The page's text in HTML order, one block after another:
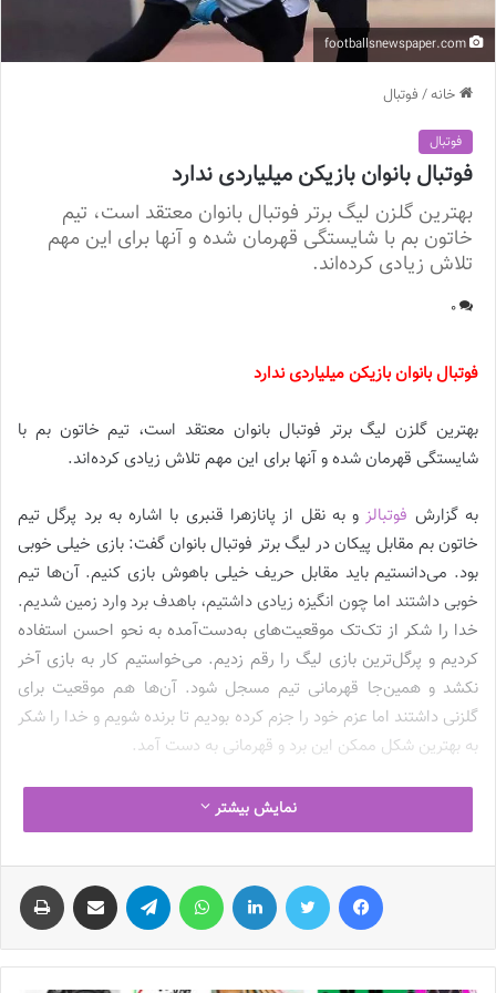
خانه/ فوتبال
فوتبال
فوتبال بانوان بازیکن میلیاردی ندارد
بهترین گلزن لیگ برتر فوتبال بانوان معتقد است، تیم
خاتون بم با شایستگی قهرمان شده و آنها برای این مهم
تلاش زیادی کرده‌اند.
0
فوتبال بانوان بازیکن میلیاردی ندارد
بهترین گلزن لیگ برتر فوتبال بانوان معتقد است، تیم خاتون بم با
شایستگی قهرمان شده و آنها برای این مهم تلاش زیادی کرده‌اند.
به گزارش فوتبالزو به نقل از پانازهرا قنبری با اشاره به برد پرگل تیم
خاتون بم مقابل پیکان در لیگ برتر فوتبال بانوان گفت: بازی خیلی خوبی
بود. می‌دانستیم باید مقابل حریف خیلی باهوش بازی کنیم. آن‌ها تیم
خوبی داشتند اما چون انگیزه زیادی داشتیم، باهدف برد وارد زمین شدیم.
خدا را شکر از تک‌تک موقعیت‌های به‌دست‌آمده به نحو احسن استفاده
کردیم و پرگل‌ترین بازی لیگ را رقم زدیم. می‌خواستیم کار به بازی آخر
نکشد و همین‌جا قهرمانی تیم مسجل شود. آن‌ها هم موقعیت برای
گلزنی داشتند اما عزم خود را جزم کرده بودیم تا برنده شویم و خدا را شکر
به بهترین شکل ممکن این برد و قهرمانی به دست آمد.
وی افزود: امسال لیگ ما بااینکه تیم‌های کمتری شرکت کرده بودند،
باکیفیت‌تر از سال‌های گذشته بود. فکر می‌کنم تیم‌ها خیلی خوب
بدن‌سازی کرده بودند و مشخص بود که برنامه‌ریزی خوبی داشتند. اکثر
تیم‌ها برنامه داشتند و این‌طور نبود که مثل سال‌های قبل کیسه گل
بشوند. این روند امیدوارم در سال‌های آتی بهتر شود. امسال تفاضل
گل‌ها و اختلاف بردها بالا نبود. اگر تیم‌های کمتری شرکت کنند، اما تا آخر
ادامه دهند بهتر از این است که تیم‌های زیادی بیایند و در وسط فصل جا
نمایش بیشتر